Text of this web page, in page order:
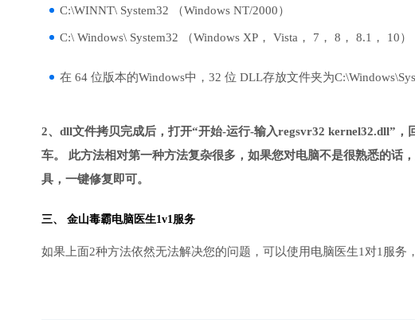
C:\WINNT\ System32 （Windows NT/2000）
C:\ Windows\ System32 （Windows XP， Vista， 7， 8， 8.1， 10）
在 64 位版本的Windows中，32 位 DLL存放文件夹为
2、dll文件拷贝完成后，打开“开始-运行-输入regsvr32 kernel32.dll”
车。 此方法相对第一种方法复杂很多，如果您对电脑不是很熟悉的话
具，一键修复即可。
三、 金山毒霸电脑医生1v1服务
如果上面2种方法依然无法解决您的问题，可以使用电脑医生1对1服务